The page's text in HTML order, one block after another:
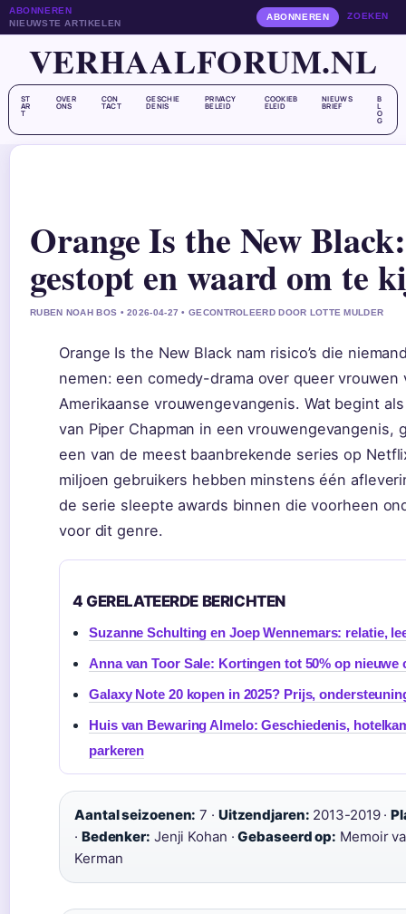
ABONNEREN
NIEUWSTE ARTIKELEN
ABONNEREN ZOEKEN
VERHAALFORUM.NL
ST
AR
T
OVER
ONS
CON
TACT
GESCHIE
DENIS
PRIVACY
BELEID
COOKIEB
ELEID
NIEUWS
BRIEF
B
L
O
G
Orange Is the New
gestopt en waard om te
RUBEN NOAH BOS • 2026-04-27 • GECONTROLEERD DOOR LOTTE MULDER
Orange Is the New Black nam risico’s die
nemen: een comedy-drama over queer vrouwen
Amerikaanse vrouwengevangenis. Wat begint
van Piper Chapman in een vrouwengevangenis,
een van de meest baanbrekende series op
miljoen gebruikers hebben minstens één
de serie sleepte awards binnen die voorheen
voor dit genre.
4 GERELATEERDE BERICHTEN
Suzanne Schulting en Joep Wennemars: relatie,
Anna van Toor Sale: Kortingen tot 50% op nieuwe
Galaxy Note 20 kopen in 2025? Prijs,
Huis van Bewaring Almelo: Geschiedenis,
parkeren
Aantal seizoenen: 7 · Uitzendjaren: 2013-2019 ·
· Bedenker: Jenji Kohan ·Gebaseerd op: Memoir
Kerman